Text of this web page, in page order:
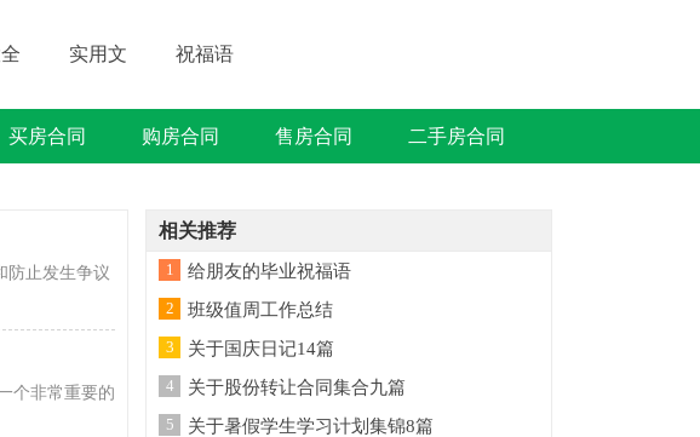
实用文 祝福语
租售类合同
买房合同 购房合同 售房合同 二手房合同
防止发生争议
个非常重要的
相关推荐
1 给朋友的毕业祝福语
2 班级值周工作总结
3 关于国庆日记14篇
4 关于股份转让合同集合九篇
5 关于暑假学生学习计划集锦8篇